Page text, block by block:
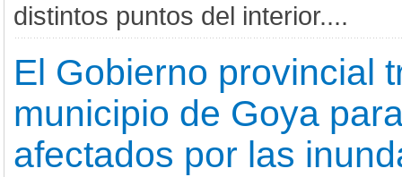
distintos puntos del interior....
El Gobierno provincial
municipio de Goya
afectados por las